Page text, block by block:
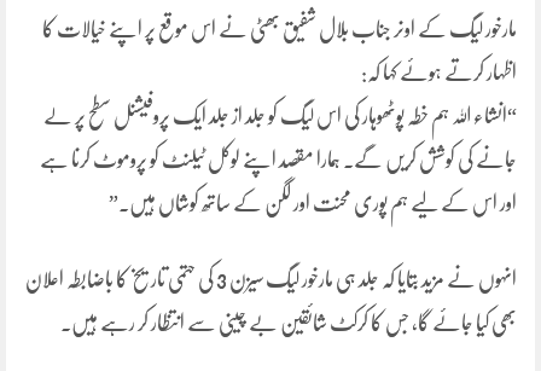
مارخور لیگ کے اونر جناب بلال شفیق بھٹی نے اس موقع پر اپنے خیالات کا
اظہار کرتے ہوئے کہا کہ:
“انشاء اللہ ہم خطہ پوٹھوہار کی اس لیگ کو جلد از جلد ایک پروفیشنل سطح پر لے
جانے کی کوشش کریں گے۔ ہمارا مقصد اپنے لوکل ٹیلنٹ کو پروموٹ کرنا ہے
اور اس کے لیے ہم پوری محنت اور لگن کے ساتھ کوشاں ہیں۔”
انہوں نے مزید بتایا کہ جلد ہی مارخور لیگ سیزن 3 کی حتمی تاریخ کا باضابطہ اعلان
بھی کیا جائے گا، جس کا کرکٹ شائقین بے چینی سے انتظار کر رہے ہیں۔